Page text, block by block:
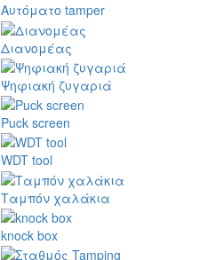
Αυτόματο tamper
Διανομέας
Ψηφιακή ζυγαριά
Puck screen
WDT tool
Ταμπόν χαλάκια
knock box